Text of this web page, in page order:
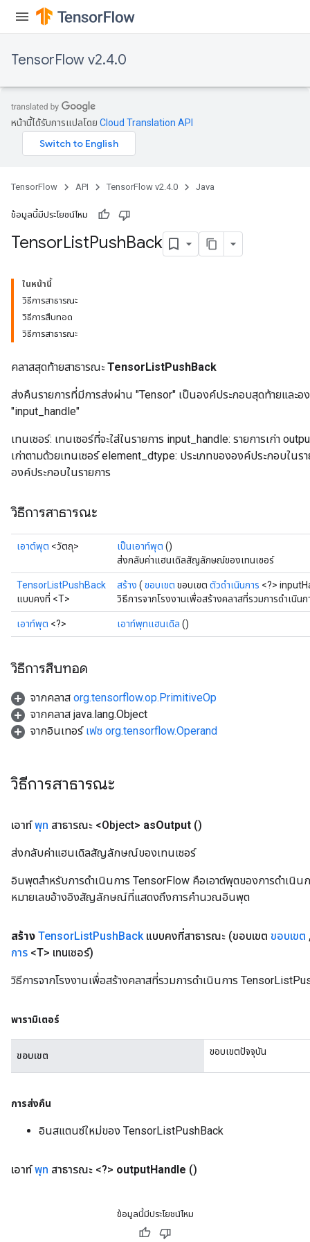
TensorFlow v2.4.0
หน้านี้ได้รับการแปลโดย Cloud Translation API
TensorFlow API TensorFlow v2.4.0 Java
ข้อมูลนี้มีประโยชน์ไหม
TensorListPushBack
ในหน้านี้
วิธีการสาธารณะ
วิธีการสืบทอด
วิธีการสาธารณะ
คลาสสุดท้ายสาธารณะTensorListPushBack
ส่งคืนรายการที่มีการส่งผ่าน "Tensor" เป็นองค์ประกอบสุดท้ายและ
"input_handle"
เทนเซอร์: เทนเซอร์ที่จะใส่ในรายการ input_handle: รายการเก่า
เก่าตามด้วยเทนเซอร์ element_dtype: ประเภทขององค์ประกอบใน
องค์ประกอบในรายการ
วิธีการสาธารณะ
เอาต์พุต <วัตถุ> เป็นเอาท์พุต ()
ส่งกลับค่าแฮนเดิลสัญลักษณ์ของเทนเซอร์
TensorListPushBack
แบบคงที่ <T>
สร้าง ( ขอบเขต ขอบเขต ตัวดำเนินการ <?>
วิธีการจากโรงงานเพื่อสร้างคลาสที่รวมการดำเนิน
เอาท์พุต <?> เอาท์พุทแฮนเดิล ()
วิธีการสืบทอด
จากคลาส org.tensorflow.op.PrimitiveOp
จากคลาส java.lang.Object
จากอินเทอร์ เฟซ org.tensorflow.Operand
วิธีการสาธารณะ
เอาท์พุท สาธารณะ <Object> asOutput ()
ส่งกลับค่าแฮนเดิลสัญลักษณ์ของเทนเซอร์
อินพุตสำหรับการดำเนินการ TensorFlow คือเอาต์พุตของการดำเนิน
หมายเลขอ้างอิงสัญลักษณ์ที่แสดงถึงการคำนวณอินพุต
สร้าง TensorListPushBackแบบคงที่สาธารณะ (ขอบเขต ขอบเขต
การ <T> เทนเซอร์)
วิธีการจากโรงงานเพื่อสร้างคลาสที่รวมการดำเนินการ
พารามิเตอร์
ขอบเขต ขอบเขตปัจจุบัน
การส่งคืน
อินสแตนซ์ใหม่ของ TensorListPushBack
เอาท์พุท สาธารณะ <?> outputHandle ()
ข้อมูลนี้มีประโยชน์ไหม